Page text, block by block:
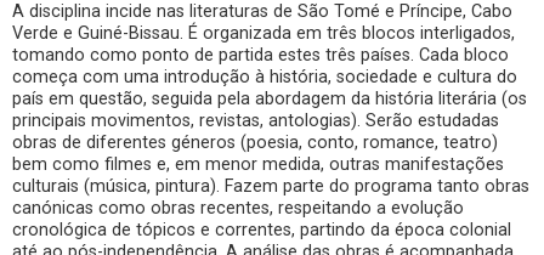
A disciplina incide nas literaturas de São Tomé e Príncipe, Cabo
Verde e Guiné-Bissau. É organizada em três blocos interligados,
tomando como ponto de partida estes três países. Cada bloco
começa com uma introdução à história, sociedade e cultura do
país em questão, seguida pela abordagem da história literária (os
principais movimentos, revistas, antologias). Serão estudadas
obras de diferentes géneros (poesia, conto, romance, teatro)
bem como filmes e, em menor medida, outras manifestações
culturais (música, pintura). Fazem parte do programa tanto obras
canónicas como obras recentes, respeitando a evolução
cronológica de tópicos e correntes, partindo da época colonial